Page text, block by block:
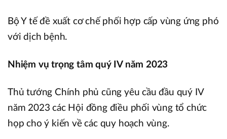
Bộ Y tế đề xuất cơ chế phối hợp cấp vùng ứng phó
với dịch bệnh.
Nhiệm vụ trọng tâm quý IV năm 2023
Thủ tướng Chính phủ cũng yêu cầu đầu quý IV
năm 2023 các Hội đồng điều phối vùng tổ chức
họp cho ý kiến về các quy hoạch vùng.